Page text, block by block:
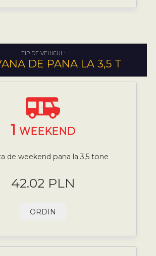
TIP DE VEHICUL:
DE PANA LA 3,5 T
1 WEEKEND
de weekend pana la 3,5 tone
42.02 PLN
ORDIN